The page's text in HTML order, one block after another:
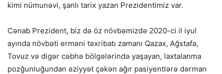
kimi nümunəvi, şanlı tarix yazan Prezidentimiz var.
Cənab Prezident, biz də öz növbəmizdə 2020-ci il iyul
ayında növbəti erməni təxribatı zamanı Qazax, Ağstafa,
Tovuz və digər cəbhə bölgələrində yaşayan, laxtalanma
pozğunluğundan əziyyət çəkən ağır pasiyentlərə dərman